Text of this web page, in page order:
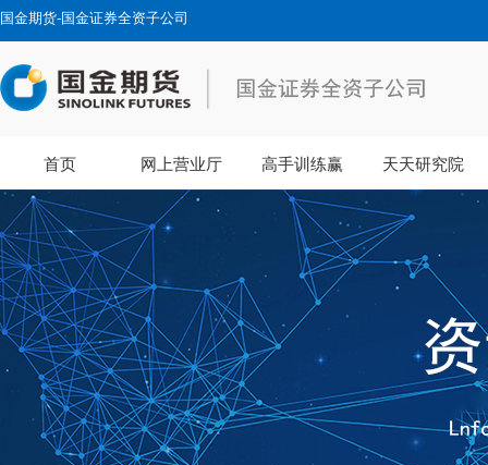
国金期货-国金证券全资子公司
首页 网上营业厅 高手训练赢 天天研究院